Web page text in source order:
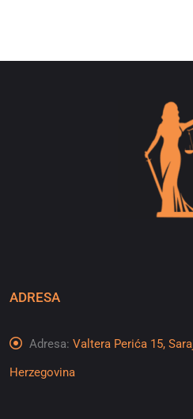
ADRESA
Adresa: Valtera Perića 15,
Herzegovina